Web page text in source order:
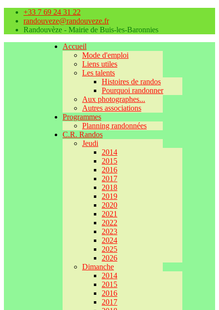
+33 7 69 24 31 22
randouveze@randouveze.fr
Randouvèze - Mairie de Buis-les-Baronnies
Accueil
Mode d'emploi
Liens utiles
Les talents
Histoires de randos
Pourquoi randonner
Aux photographes...
Autres associations
Programmes
Planning randonnées
C.R. Randos
Jeudi
2014
2015
2016
2017
2018
2019
2020
2021
2022
2023
2024
2025
2026
Dimanche
2014
2015
2016
2017